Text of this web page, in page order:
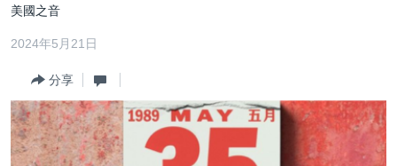
轉
內
轉
到
導
海外港人
新聞自由
揭謊頻道
美國之音
2024年5月21日
分享